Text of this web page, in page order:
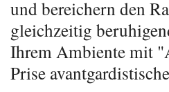
und bereichern den
gleichzeitig
Ihrem Ambiente mit
Prise